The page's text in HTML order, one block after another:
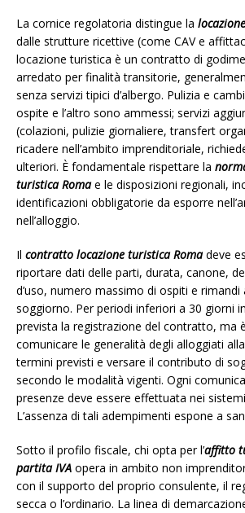
La cornice regolatoria distingue la
dalle strutture ricettive (come CAV e
locazione turistica è un contratto di
arredato per finalità transitorie,
senza servizi tipici d’albergo. Pulizia e
ospite e l’altro sono ammessi; servizi
(colazioni, pulizie giornaliere, transfert
ricadere nell’ambito imprenditoriale,
ulteriori. È fondamentale rispettare la
turistica Romae le disposizioni regionali,
identificazioni obbligatorie da esporre
nell’alloggio.
Il contratto locazione turistica Romadeve
riportare dati delle parti, durata, canone,
d’uso, numero massimo di ospiti e rimandi
soggiorno. Per periodi inferiori a 30 giorni
prevista la registrazione del contratto, ma
comunicare le generalità degli alloggiati
termini previsti e versare il contributo di
secondo le modalità vigenti. Ogni
presenze deve essere effettuata nei
L’assenza di tali adempimenti espone a
Sotto il profilo fiscale, chi opta per l’affitto
partita IVA opera in ambito non
con il supporto del proprio consulente, il
secca o l’ordinario. La linea di